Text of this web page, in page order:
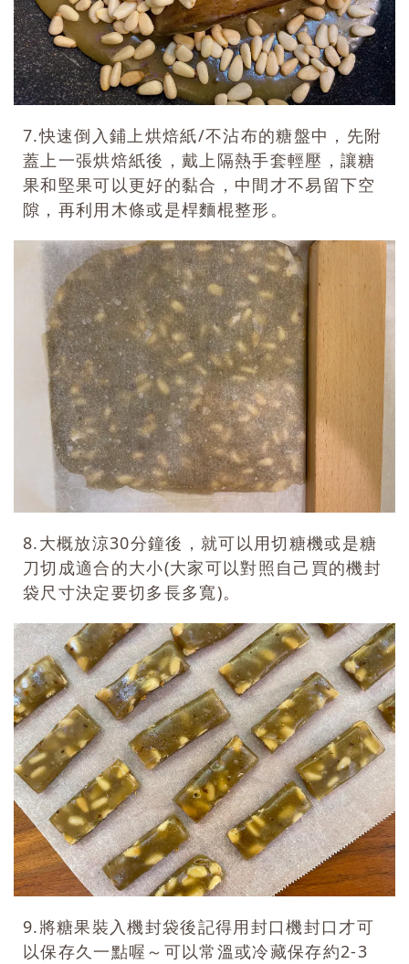
7.快速倒入鋪上烘焙紙/不沾布的糖盤中，先附
蓋上一張烘焙紙後，戴上隔熱手套輕壓，讓糖
果和堅果可以更好的黏合，中間才不易留下空
隙，再利用木條或是桿麵棍整形。
8.大概放涼30分鐘後，就可以用切糖機或是糖
刀切成適合的大小(大家可以對照自己買的機封
袋尺寸決定要切多長多寬)。
9.將糖果裝入機封袋後記得用封口機封口才可
以保存久一點喔～可以常溫或冷藏保存約2-3